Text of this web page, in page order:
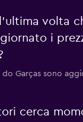
volta
i
do Garças sono
cerca